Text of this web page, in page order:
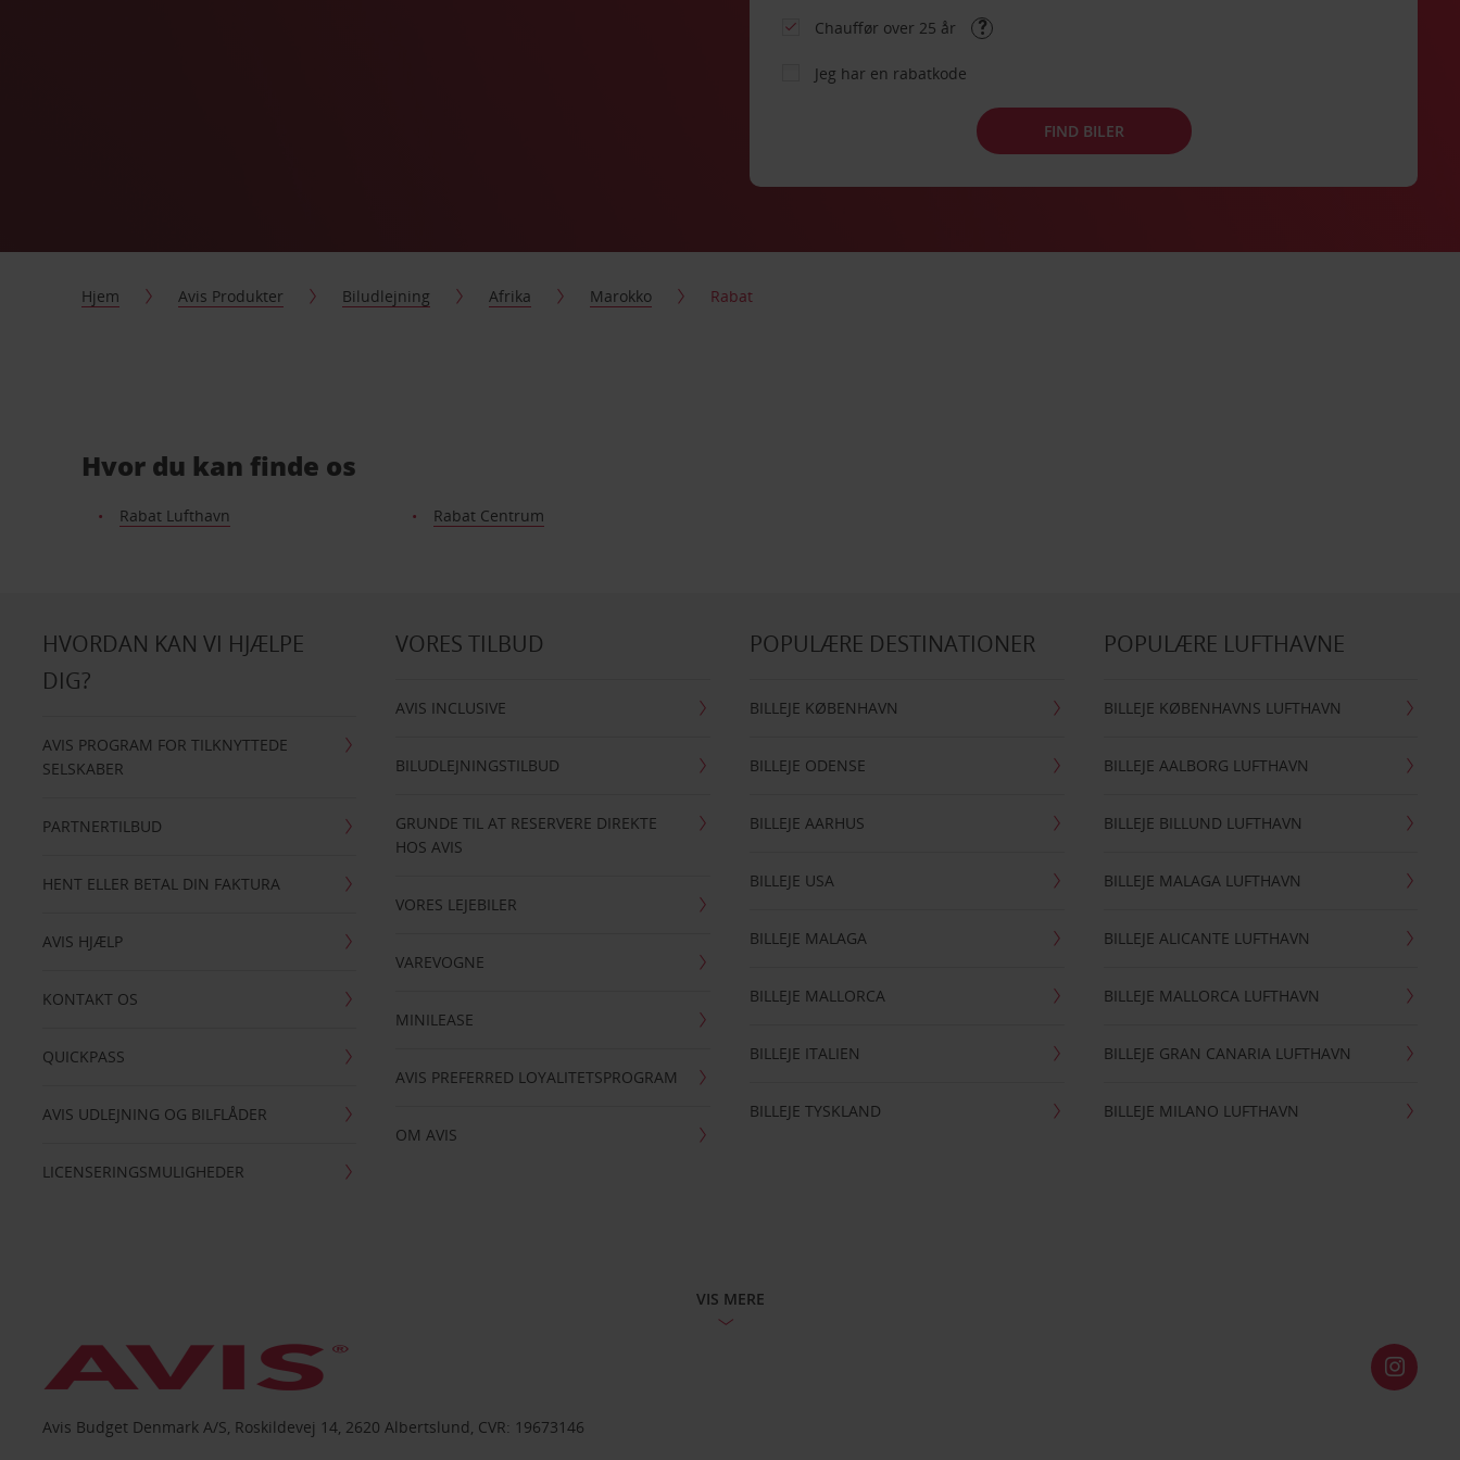
Chauffør over 25 år
Jeg har en rabatkode
FIND BILER
Hjem Avis Produkter Biludlejning Afrika Marokko Rabat
Hvor du kan finde os
Rabat Lufthavn Rabat Centrum
HVORDAN KAN VI HJÆLPE
DIG?
AVIS PROGRAM FOR TILKNYTTEDE
SELSKABER
PARTNERTILBUD
HENT ELLER BETAL DIN FAKTURA
AVIS HJÆLP
KONTAKT OS
QUICKPASS
AVIS UDLEJNING OG BILFLÅDER
LICENSERINGSMULIGHEDER
VORES TILBUD
AVIS INCLUSIVE
BILUDLEJNINGSTILBUD
GRUNDE TIL AT RESERVERE DIREKTE
HOS AVIS
VORES LEJEBILER
VAREVOGNE
MINILEASE
AVIS PREFERRED LOYALITETSPROGRAM
OM AVIS
POPULÆRE DESTINATIONER
BILLEJE KØBENHAVN
BILLEJE ODENSE
BILLEJE AARHUS
BILLEJE USA
BILLEJE MALAGA
BILLEJE MALLORCA
BILLEJE ITALIEN
BILLEJE TYSKLAND
POPULÆRE LUFTHAVNE
BILLEJE KØBENHAVNS LUFTHAVN
BILLEJE AALBORG LUFTHAVN
BILLEJE BILLUND LUFTHAVN
BILLEJE MALAGA LUFTHAVN
BILLEJE ALICANTE LUFTHAVN
BILLEJE MALLORCA LUFTHAVN
BILLEJE GRAN CANARIA LUFTHAVN
BILLEJE MILANO LUFTHAVN
VIS MERE
Avis Budget Denmark A/S, Roskildevej 14, 2620 Albertslund, CVR: 19673146